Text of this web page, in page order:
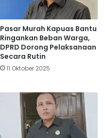
Pasar Murah Kapuas Bantu
Ringankan Beban Warga,
DPRD Dorong Pelaksanaan
Secara Rutin
11 Oktober 2025